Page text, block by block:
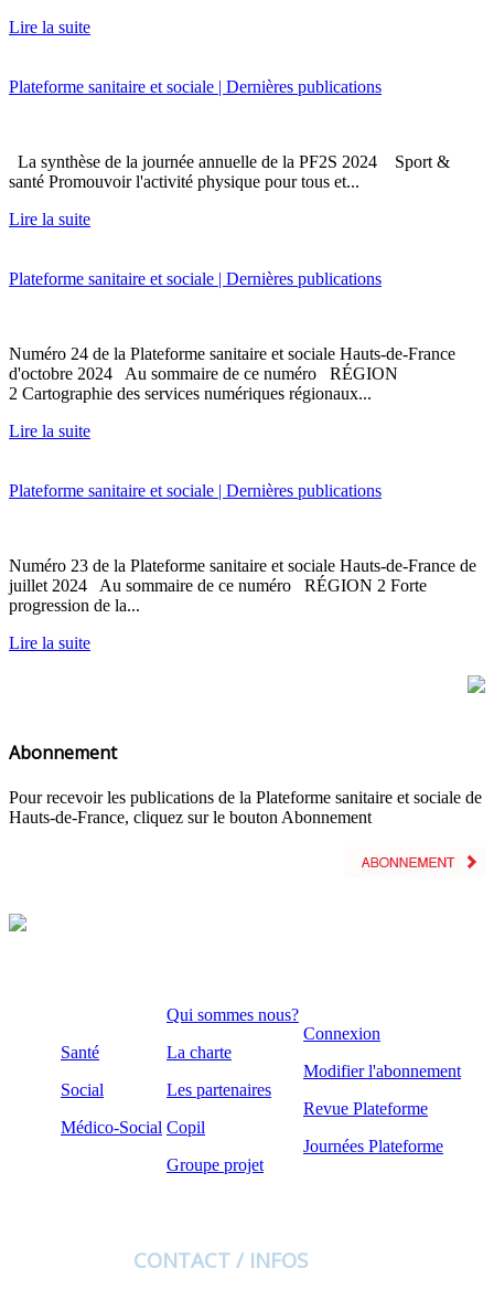
Lire la suite
Plateforme sanitaire et sociale | Dernières publications
La synthèse de la journée annuelle de la PF2S 2024 Sport &
santé Promouvoir l'activité physique pour tous et...
Lire la suite
Plateforme sanitaire et sociale | Dernières publications
Numéro 24 de la Plateforme sanitaire et sociale Hauts-de-France
d'octobre 2024 Au sommaire de ce numéro RÉGION
2 Cartographie des services numériques régionaux...
Lire la suite
Plateforme sanitaire et sociale | Dernières publications
Numéro 23 de la Plateforme sanitaire et sociale Hauts-de-France de
juillet 2024 Au sommaire de ce numéro RÉGION 2 Forte
progression de la...
Lire la suite
Abonnement
Pour recevoir les publications de la Plateforme sanitaire et sociale de
Hauts-de-France, cliquez sur le bouton Abonnement
Santé
Social
Médico-Social
Qui sommes nous?
La charte
Les partenaires
Copil
Groupe projet
Connexion
Modifier l'abonnement
Revue Plateforme
Journées Plateforme
CONTACT / INFOS